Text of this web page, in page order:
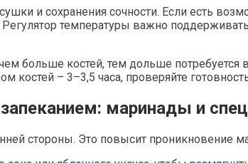
и сохранения сочности. Если есть
температуры важно
больше костей, тем дольше
костей – 3–3,5 часа, проверяйте
маринады и
стороны. Это повысит проникновение